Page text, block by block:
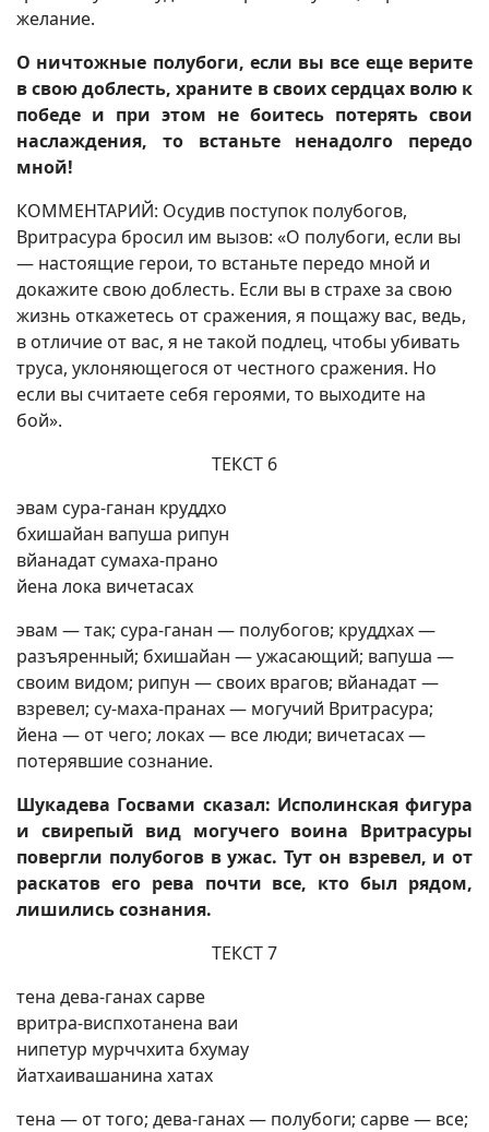
желание.
О ничтожные полубоги, если вы все еще верите
в свою доблесть, храните в своих сердцах волю к
победе и при этом не боитесь потерять свои
наслаждения, то встаньте ненадолго передо
мной!
КОММЕНТАРИЙ: Осудив поступок полубогов,
Вритрасура бросил им вызов: «О полубоги, если вы
— настоящие герои, то встаньте передо мной и
докажите свою доблесть. Если вы в страхе за свою
жизнь откажетесь от сражения, я пощажу вас, ведь,
в отличие от вас, я не такой подлец, чтобы убивать
труса, уклоняющегося от честного сражения. Но
если вы считаете себя героями, то выходите на
бой».
ТЕКСТ 6
эвам сура-ганан круддхо
бхишайан вапуша рипун
вйанадат сумаха-прано
йена лока вичетасах
эвам — так; сура-ганан — полубогов; круддхах —
разъяренный; бхишайан — ужасающий; вапуша —
своим видом; рипун — своих врагов; вйанадат —
взревел; су-маха-пранах — могучий Вритрасура;
йена — от чего; локах — все люди; вичетасах —
потерявшие сознание.
Шукадева Госвами сказал: Исполинская фигура
и свирепый вид могучего воина Вритрасуры
повергли полубогов в ужас. Тут он взревел, и от
раскатов его рева почти все, кто был рядом,
лишились сознания.
ТЕКСТ 7
тена дева-ганах сарве
вритра-виспхотанена ваи
нипетур мурччхита бхумау
йатхаивашанина хатах
тена — от того; дева-ганах — полубоги; сарве — все;